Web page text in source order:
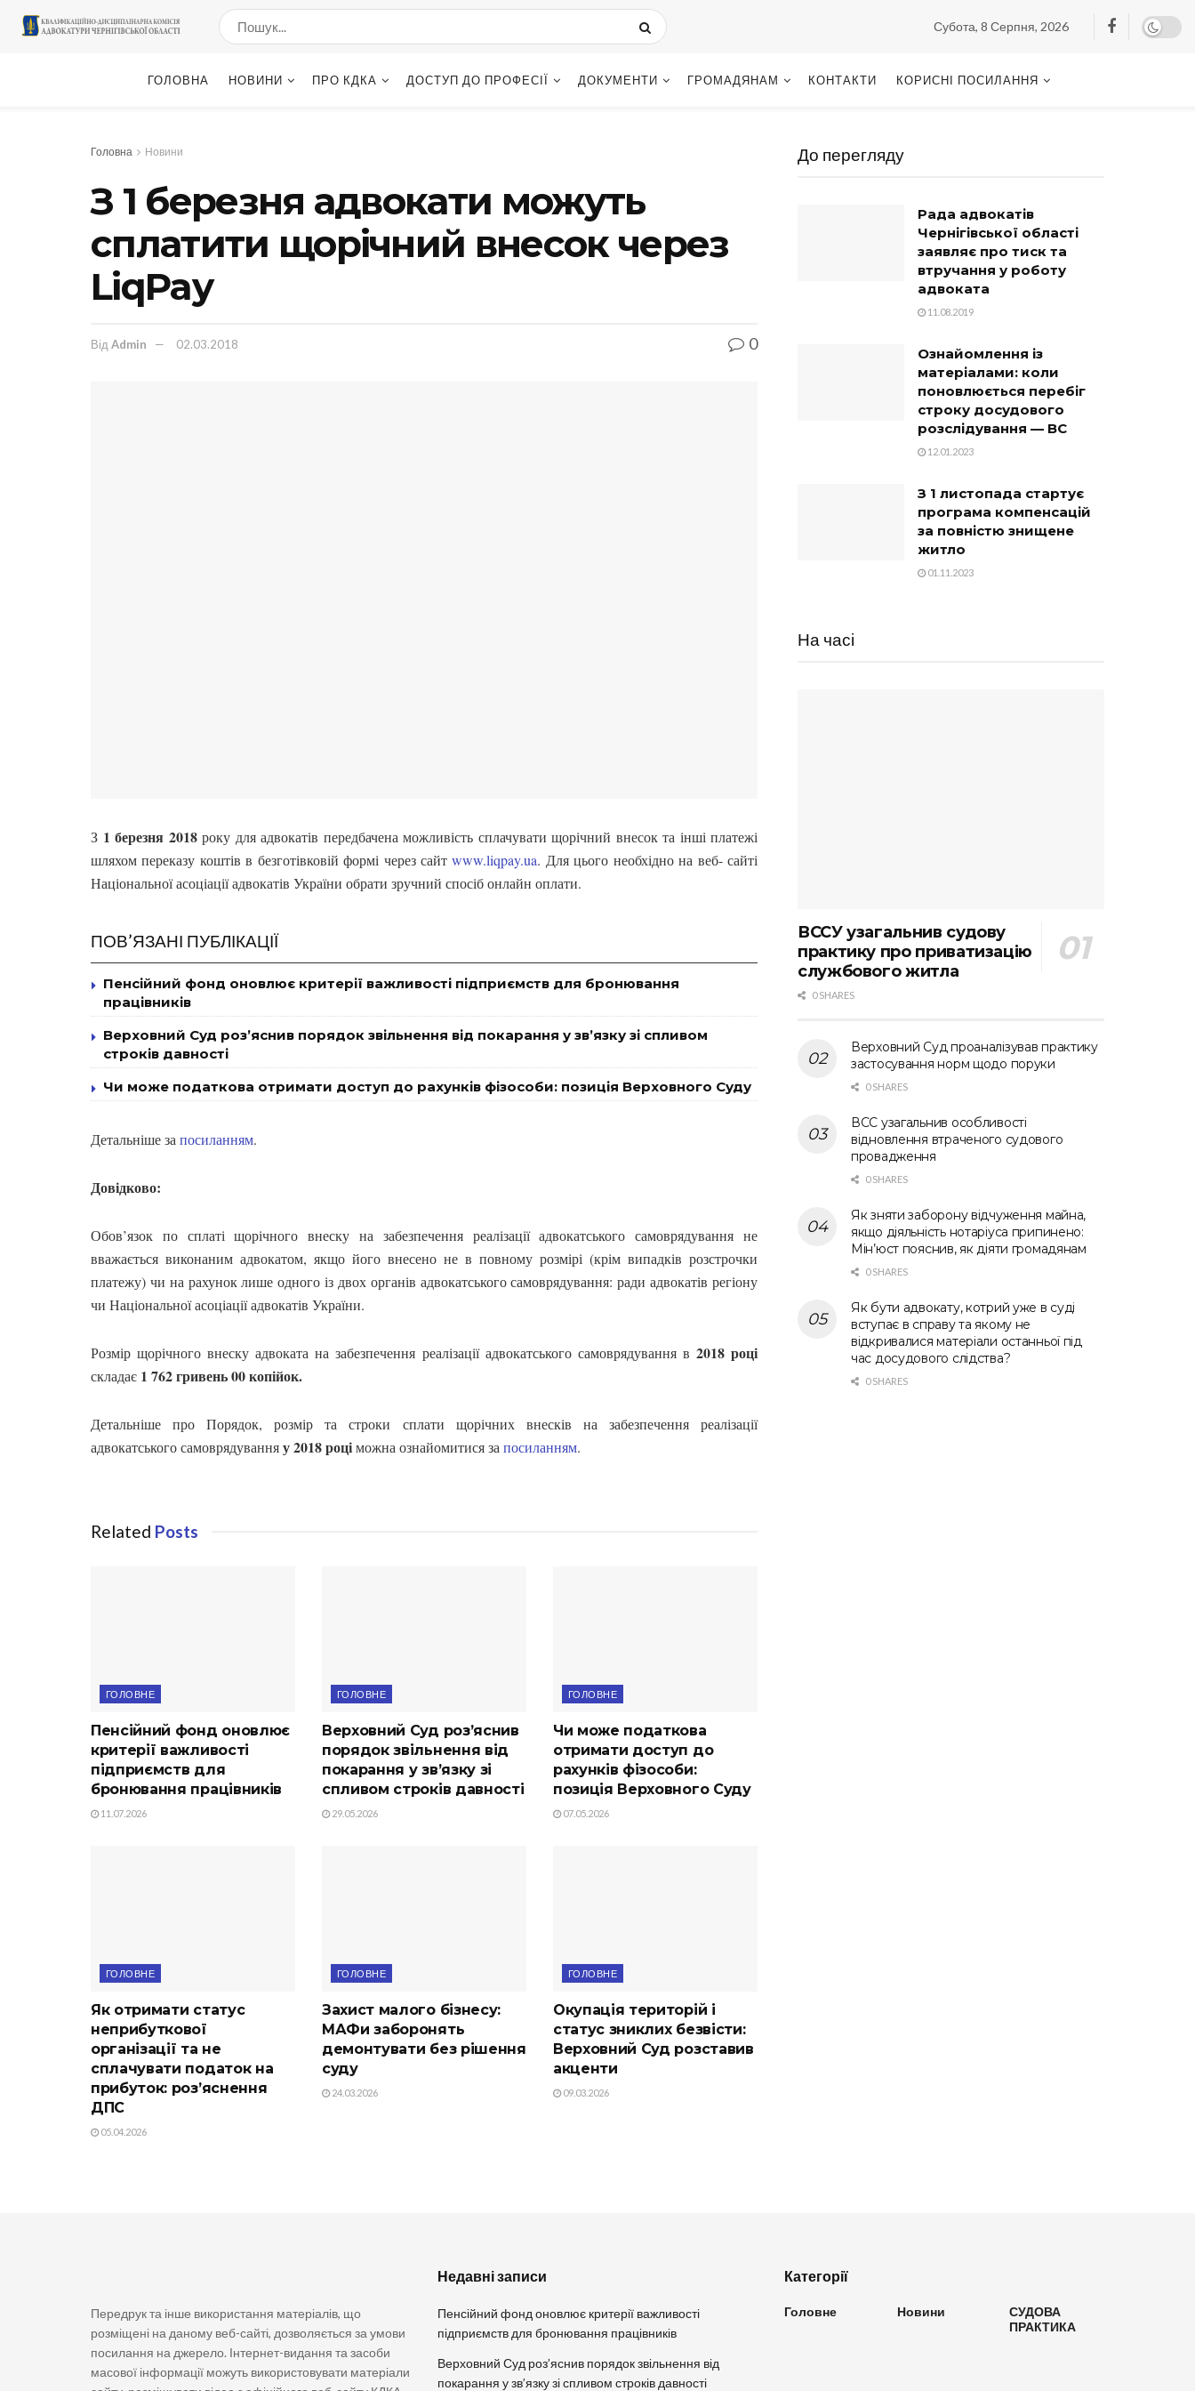
Субота, 8 Серпня, 2026
ГОЛОВНА НОВИНИ ПРО КДКА ДОСТУП ДО ПРОФЕСІЇ ДОКУМЕНТИ ГРОМАДЯНАМ КОНТАКТИ КОРИСНІ ПОСИЛАННЯ
Головна Новини
З 1 березня адвокати можуть
сплатити щорічний внесок через
LiqPay
Від Admin 02.03.2018 0
З 1 березня 2018 року для адвокатів передбачена можливість сплачувати щорічний внесок та інші платежі
шляхом переказу коштів в безготівковій формі через сайтwww.liqpay.ua. Для цього необхідно на веб- сайті
Національної асоціації адвокатів України обрати зручний спосіб онлайн оплати.
ПОВ’ЯЗАНІ ПУБЛІКАЦІЇ
Пенсійний фонд оновлює критерії важливості підприємств для бронювання
працівників
Верховний Суд роз’яснив порядок звільнення від покарання у зв’язку зі спливом
строків давності
Чи може податкова отримати доступ до рахунків фізособи: позиція Верховного Суду
Детальніше за посиланням.
Довідково:
Обов’язок по сплаті щорічного внеску на забезпечення реалізації адвокатського самоврядування не
вважається виконаним адвокатом, якщо його внесено не в повному розмірі (крім випадків розстрочки
платежу) чи на рахунок лише одного із двох органів адвокатського самоврядування: ради адвокатів регіону
чи Національної асоціації адвокатів України.
Розмір щорічного внеску адвоката на забезпечення реалізації адвокатського самоврядування в 2018 році
складає 1 762 гривень 00 копійок.
Детальніше про Порядок, розмір та строки сплати щорічних внесків на забезпечення реалізації
адвокатського самоврядуванняу 2018 роціможна ознайомитися за посиланням.
Related Posts
ГОЛОВНЕ
Пенсійний фонд оновлює
критерії важливості
підприємств для
бронювання працівників
11.07.2026
ГОЛОВНЕ
Верховний Суд роз’яснив
порядок звільнення від
покарання у зв’язку зі
спливом строків давності
29.05.2026
ГОЛОВНЕ
Чи може податкова
отримати доступ до
рахунків фізособи:
позиція Верховного Суду
07.05.2026
ГОЛОВНЕ
Як отримати статус
неприбуткової
організації та не
сплачувати податок на
прибуток: роз’яснення
ДПС
05.04.2026
ГОЛОВНЕ
Захист малого бізнесу:
МАФи заборонять
демонтувати без рішення
суду
24.03.2026
ГОЛОВНЕ
Окупація територій і
статус зниклих безвісти:
Верховний Суд розставив
акценти
09.03.2026
До перегляду
Рада адвокатів
Чернігівської області
заявляє про тиск та
втручання у роботу
адвоката
11.08.2019
Ознайомлення із
матеріалами: коли
поновлюється перебіг
строку досудового
розслідування — ВС
12.01.2023
З 1 листопада стартує
програма компенсацій
за повністю знищене
житло
01.11.2023
На часі
ВССУ узагальнив судову
практику про приватизацію
службового житла
0 SHARES
Верховний Суд проаналізував практику
застосування норм щодо поруки
0 SHARES
ВСС узагальнив особливості
відновлення втраченого судового
провадження
0 SHARES
Як зняти заборону відчуження майна,
якщо діяльність нотаріуса припинено:
Мін’юст пояснив, як діяти громадянам
0 SHARES
Як бути адвокату, котрий уже в суді
вступає в справу та якому не
відкривалися матеріали останньої під
час досудового слідства?
0 SHARES
Передрук та інше використання матеріалів, що
розміщені на даному веб-сайті, дозволяється за умови
посилання на джерело. Інтернет-видання та засоби
масової інформації можуть використовувати матеріали
Недавні записи
Пенсійний фонд оновлює критерії важливості
підприємств для бронювання працівників
Верховний Суд роз’яснив порядок звільнення від
покарання у зв’язку зі спливом строків давності
Категорії
Головне Новини
СУДОВА
ПРАКТИКА